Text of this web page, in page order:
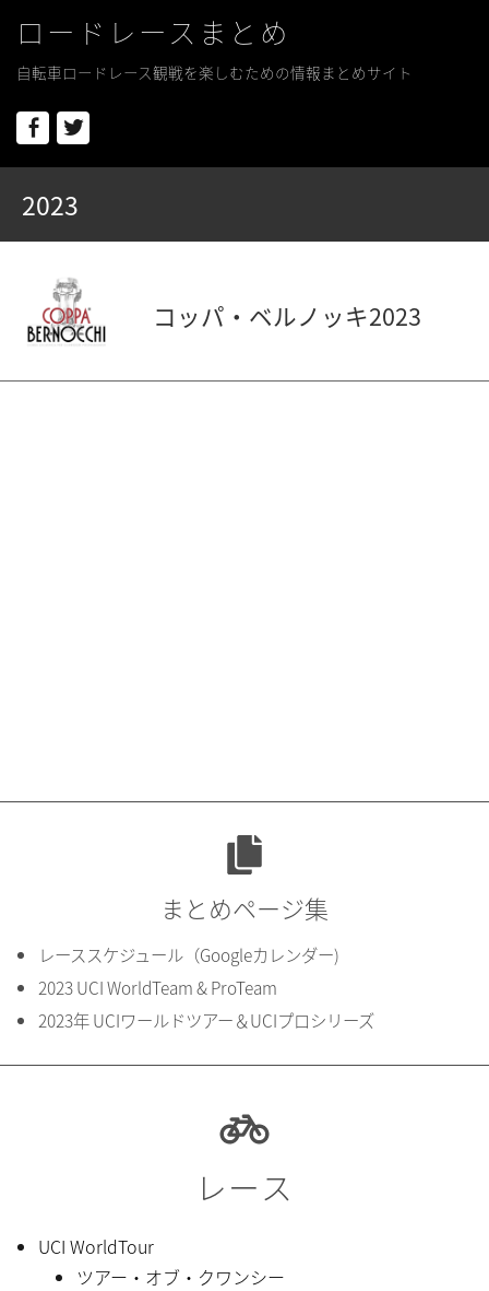
ロードレースまとめ
自転車ロードレース観戦を楽しむための情報まとめサイト
Facebook
2023
コッパ・ベルノッキ2023
まとめページ集
レーススケジュール（Googleカレンダー)
2023 UCI WorldTeam & ProTeam
2023年 UCIワールドツアー＆UCIプロシリーズ
レース
UCI WorldTour
ツアー・オブ・クワンシー